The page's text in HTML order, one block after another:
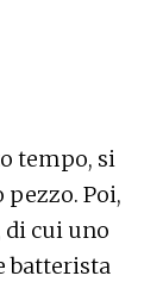
tempo, si
Poi,
di cui uno
batterista